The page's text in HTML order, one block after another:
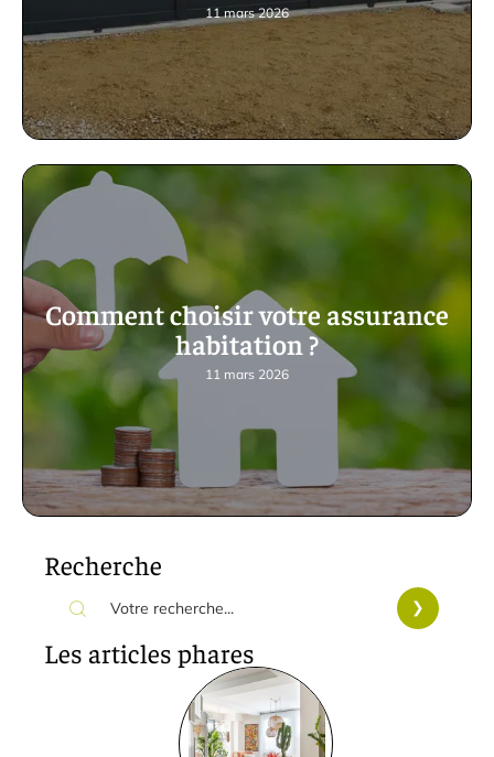
11 mars 2026
Comment choisir votre assurance
habitation ?
11 mars 2026
Recherche
Les articles phares